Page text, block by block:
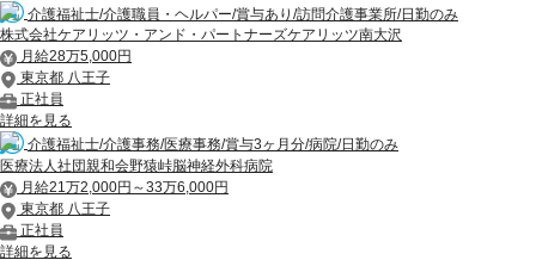
介護福祉士/介護職員・ヘルパー/賞与あり/訪問介護事業所/日勤のみ
株式会社ケアリッツ・アンド・パートナーズケアリッツ南大沢
月給28万5,000円
東京都 八王子
正社員
詳細を見る
介護福祉士/介護事務/医療事務/賞与3ヶ月分/病院/日勤のみ
医療法人社団親和会野猿峠脳神経外科病院
月給21万2,000円～33万6,000円
東京都 八王子
正社員
詳細を見る